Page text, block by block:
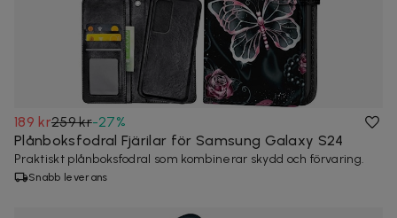
189 kr259 kr-27%
Plånboksfodral Fjärilar för Samsung Galaxy S24
Praktiskt plånboksfodral som kombinerar skydd och förvaring.
Snabb leverans